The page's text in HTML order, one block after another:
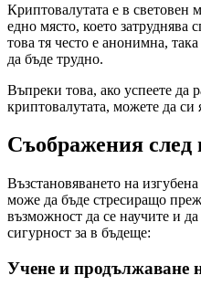
Криптовалутата е в световен
едно място, което затруднява
това тя често е анонимна,
да бъде трудно.
Въпреки това, ако успеете да
криптовалутата, можете да си
Съображения след
Възстановяването на
може да бъде стресиращо
възможност да се научите и
сигурност за в бъдеще:
Учене и продължаване